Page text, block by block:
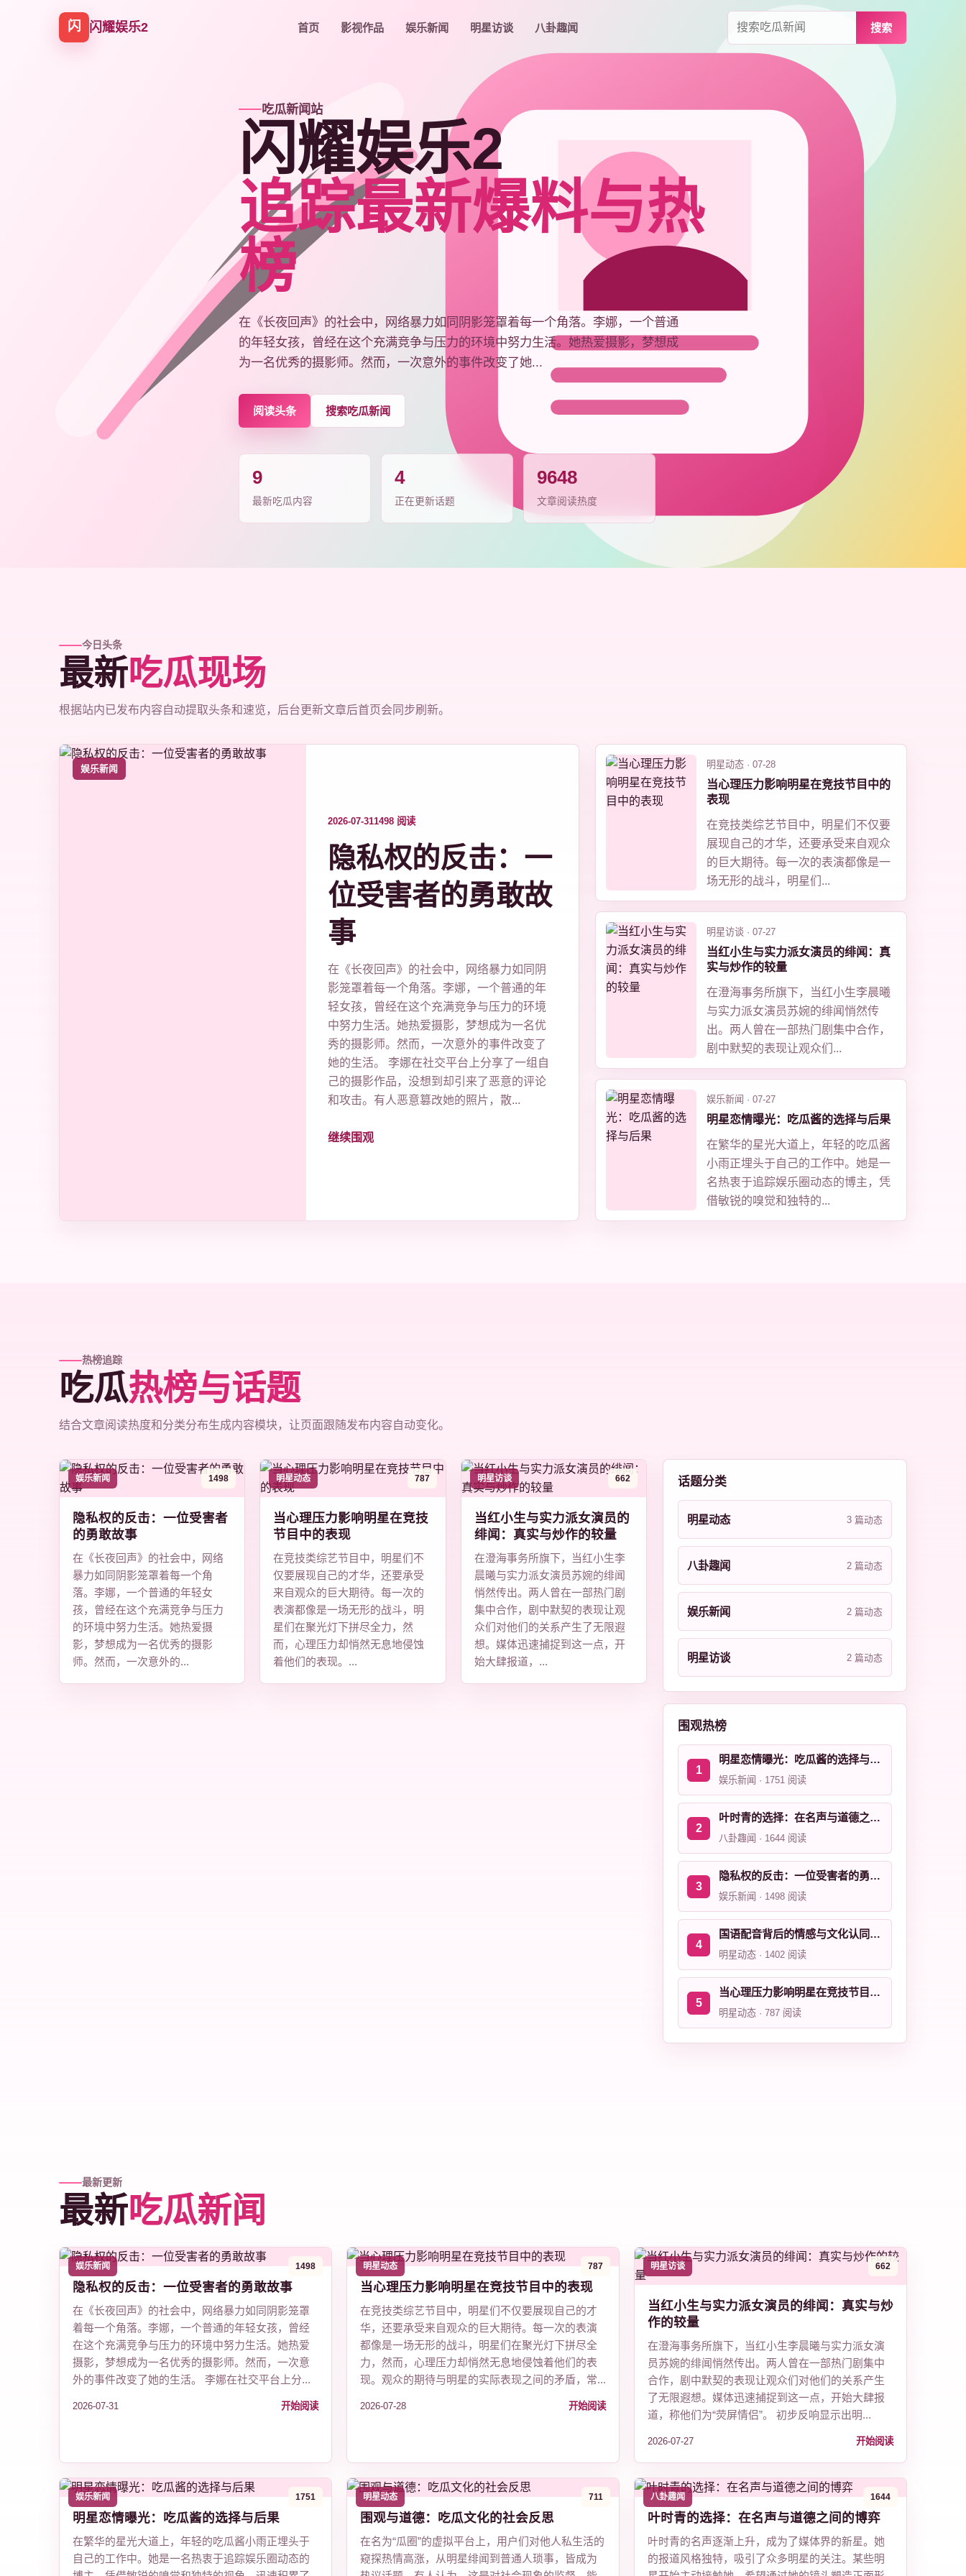
闪耀娱乐2 首页 影视作品 娱乐新闻 明星访谈 八卦趣闻 搜索
吃瓜新闻站
闪耀娱乐2
追踪最新爆料与热
榜
在《长夜回声》的社会中，网络暴力如同阴影笼罩着每一个角落。李娜，一个普通
的年轻女孩，曾经在这个充满竞争与压力的环境中努力生活。她热爱摄影，梦想成
为一名优秀的摄影师。然而，一次意外的事件改变了她...
阅读头条 搜索吃瓜新闻
9
最新吃瓜内容
4
正在更新话题
9648
文章阅读热度
今日头条
最新吃瓜现场
根据站内已发布内容自动提取头条和速览，后台更新文章后首页会同步刷新。
娱乐新闻
2026-07-311498 阅读
隐私权的反击：一
位受害者的勇敢故
事
在《长夜回声》的社会中，网络暴力如同阴
影笼罩着每一个角落。李娜，一个普通的年
轻女孩，曾经在这个充满竞争与压力的环境
中努力生活。她热爱摄影，梦想成为一名优
秀的摄影师。然而，一次意外的事件改变了
她的生活。 李娜在社交平台上分享了一组自
己的摄影作品，没想到却引来了恶意的评论
和攻击。有人恶意篡改她的照片，散...
继续围观
明星动态 · 07-28
当心理压力影响明星在竞技节目中的
表现
在竞技类综艺节目中，明星们不仅要
展现自己的才华，还要承受来自观众
的巨大期待。每一次的表演都像是一
场无形的战斗，明星们...
明星访谈 · 07-27
当红小生与实力派女演员的绯闻：真
实与炒作的较量
在澄海事务所旗下，当红小生李晨曦
与实力派女演员苏婉的绯闻悄然传
出。两人曾在一部热门剧集中合作，
剧中默契的表现让观众们...
娱乐新闻 · 07-27
明星恋情曝光：吃瓜酱的选择与后果
在繁华的星光大道上，年轻的吃瓜酱
小雨正埋头于自己的工作中。她是一
名热衷于追踪娱乐圈动态的博主，凭
借敏锐的嗅觉和独特的...
热榜追踪
吃瓜热榜与话题
结合文章阅读热度和分类分布生成内容模块，让页面跟随发布内容自动变化。
娱乐新闻 1498
隐私权的反击：一位受害者
的勇敢故事
在《长夜回声》的社会中，网络
暴力如同阴影笼罩着每一个角
落。李娜，一个普通的年轻女
孩，曾经在这个充满竞争与压力
的环境中努力生活。她热爱摄
影，梦想成为一名优秀的摄影
师。然而，一次意外的...
明星动态 787
当心理压力影响明星在竞技
节目中的表现
在竞技类综艺节目中，明星们不
仅要展现自己的才华，还要承受
来自观众的巨大期待。每一次的
表演都像是一场无形的战斗，明
星们在聚光灯下拼尽全力，然
而，心理压力却悄然无息地侵蚀
着他们的表现。...
明星访谈 662
当红小生与实力派女演员的
绯闻：真实与炒作的较量
在澄海事务所旗下，当红小生李
晨曦与实力派女演员苏婉的绯闻
悄然传出。两人曾在一部热门剧
集中合作，剧中默契的表现让观
众们对他们的关系产生了无限遐
想。媒体迅速捕捉到这一点，开
始大肆报道，...
话题分类
明星动态 3 篇动态
八卦趣闻 2 篇动态
娱乐新闻 2 篇动态
明星访谈 2 篇动态
围观热榜
明星恋情曝光：吃瓜酱的选择与后果
娱乐新闻 · 1751 阅读
叶时青的选择：在名声与道德之间的博弈
八卦趣闻 · 1644 阅读
隐私权的反击：一位受害者的勇敢故事
娱乐新闻 · 1498 阅读
国语配音背后的情感与文化认同探讨
明星动态 · 1402 阅读
当心理压力影响明星在竞技节目中的表现
明星动态 · 787 阅读
最新更新
最新吃瓜新闻
娱乐新闻 1498
隐私权的反击：一位受害者的勇敢故事
在《长夜回声》的社会中，网络暴力如同阴影笼罩
着每一个角落。李娜，一个普通的年轻女孩，曾经
在这个充满竞争与压力的环境中努力生活。她热爱
摄影，梦想成为一名优秀的摄影师。然而，一次意
外的事件改变了她的生活。 李娜在社交平台上分...
2026-07-31 开始阅读
明星动态 787
当心理压力影响明星在竞技节目中的表现
在竞技类综艺节目中，明星们不仅要展现自己的才
华，还要承受来自观众的巨大期待。每一次的表演
都像是一场无形的战斗，明星们在聚光灯下拼尽全
力，然而，心理压力却悄然无息地侵蚀着他们的表
现。观众的期待与明星的实际表现之间的矛盾，常...
2026-07-28 开始阅读
明星访谈 662
当红小生与实力派女演员的绯闻：真实与炒
作的较量
在澄海事务所旗下，当红小生李晨曦与实力派女演
员苏婉的绯闻悄然传出。两人曾在一部热门剧集中
合作，剧中默契的表现让观众们对他们的关系产生
了无限遐想。媒体迅速捕捉到这一点，开始大肆报
道，称他们为“荧屏情侣”。 初步反响显示出明...
2026-07-27 开始阅读
娱乐新闻 1751
明星恋情曝光：吃瓜酱的选择与后果
在繁华的星光大道上，年轻的吃瓜酱小雨正埋头于
自己的工作中。她是一名热衷于追踪娱乐圈动态的
明星动态 711
围观与道德：吃瓜文化的社会反思
在名为“瓜圈”的虚拟平台上，用户们对他人私生活的
窥探热情高涨，从明星绯闻到普通人琐事，皆成为
八卦趣闻 1644
叶时青的选择：在名声与道德之间的博弈
叶时青的名声逐渐上升，成为了媒体界的新星。她
的报道风格独特，吸引了众多明星的关注。某些明